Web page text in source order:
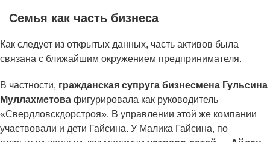
Семья как часть бизнеса
Как следует из открытых данных, часть активов была
связана с ближайшим окружением предпринимателя.
В частности, гражданская супруга бизнесмена Гульсина
Муллахметова фигурировала как руководитель
«Свердловскдорстроя». В управлении этой же компании
участвовали и дети Гайсина. У Малика Гайсина, по